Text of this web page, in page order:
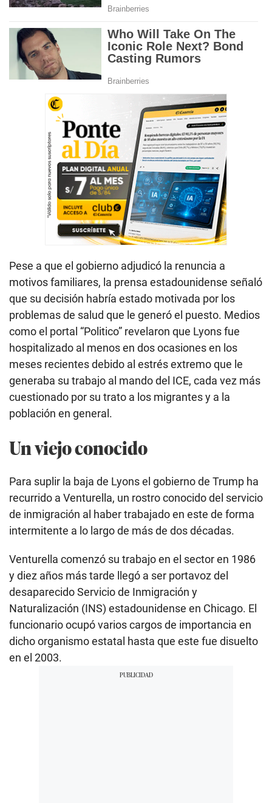
Pese a que el gobierno adjudicó la renuncia a
motivos familiares, la prensa estadounidense señaló
que su decisión habría estado motivada por los
problemas de salud que le generó el puesto. Medios
como el portal “Politico” revelaron que Lyons fue
hospitalizado al menos en dos ocasiones en los
meses recientes debido al estrés extremo que le
generaba su trabajo al mando del ICE, cada vez más
cuestionado por su trato a los migrantes y a la
población en general.
Un viejo conocido
Para suplir la baja de Lyons el gobierno de Trump ha
recurrido a Venturella, un rostro conocido del servicio
de inmigración al haber trabajado en este de forma
intermitente a lo largo de más de dos décadas.
Venturella comenzó su trabajo en el sector en 1986
y diez años más tarde llegó a ser portavoz del
desaparecido Servicio de Inmigración y
Naturalización (INS) estadounidense en Chicago. El
funcionario ocupó varios cargos de importancia en
dicho organismo estatal hasta que este fue disuelto
en el 2003.